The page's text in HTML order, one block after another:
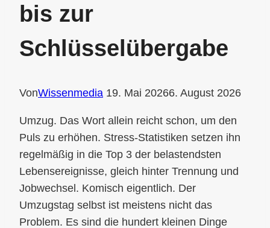
bis zur
Schlüsselübergabe
VonWissenmedia 19. Mai 20266. August 2026
Umzug. Das Wort allein reicht schon, um den
Puls zu erhöhen. Stress-Statistiken setzen ihn
regelmäßig in die Top 3 der belastendsten
Lebensereignisse, gleich hinter Trennung und
Jobwechsel. Komisch eigentlich. Der
Umzugstag selbst ist meistens nicht das
Problem. Es sind die hundert kleinen Dinge